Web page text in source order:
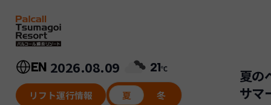
夏の
サマ
EN 2026.08.09 21℃
リフト運行情報 夏 冬